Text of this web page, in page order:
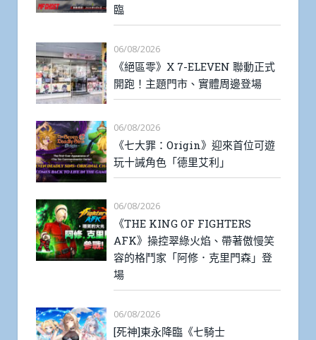
臨
06/08/2026
《絕區零》X 7-ELEVEN 聯動正式
開跑！主題門市、實體周邊登場
06/08/2026
《七大罪：Origin》迎來首位可遊
玩十誡角色「德里艾利」
06/08/2026
《THE KING OF FIGHTERS
AFK》操控翠綠火焰、帶著傲慢笑
容的格鬥家「阿修．克里門森」登
場
06/08/2026
[死神]東永降臨《七騎士